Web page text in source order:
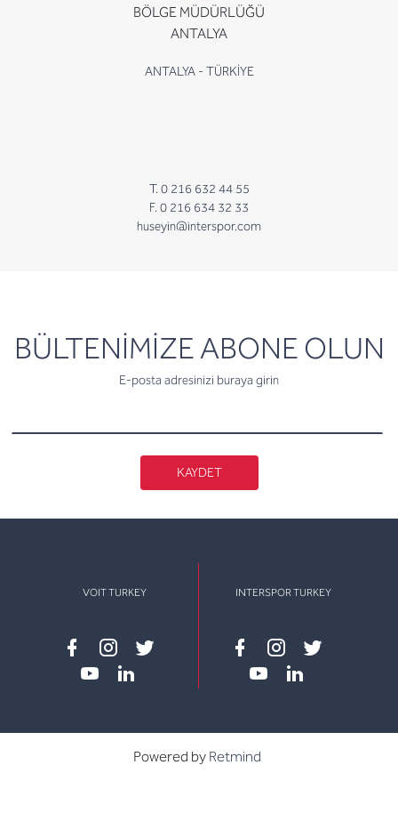
BÖLGE MÜDÜRLÜĞÜ
ANTALYA
ANTALYA - TÜRKİYE
T. 0 216 632 44 55
F. 0 216 634 32 33
huseyin@interspor.com
BÜLTENİMİZE ABONE OLUN
E-posta adresinizi buraya girin
newsletter
KAYDET
VOIT TURKEY
Facebook
instagram
twitter
INTERSPOR TURKEY
Facebook
instagram
twitter
Powered by Retmind